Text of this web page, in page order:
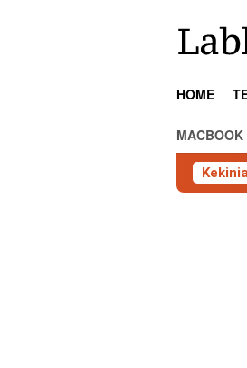
HOME
MACBOOK
Lokasi IP: Panduan Lengkap